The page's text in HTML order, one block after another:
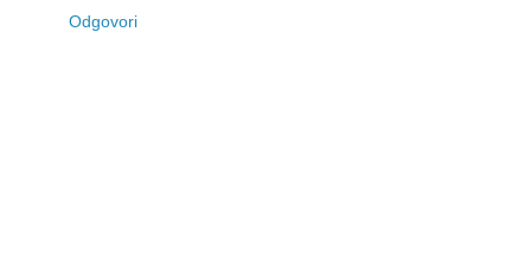
Odgovori